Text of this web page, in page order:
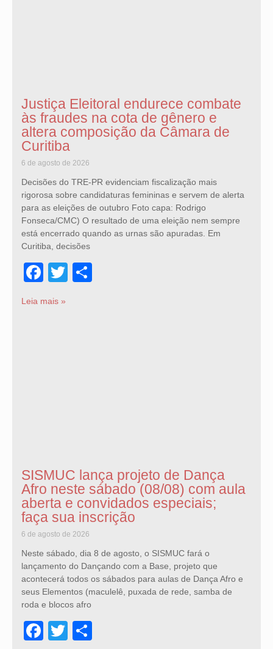
Justiça Eleitoral endurece combate
às fraudes na cota de gênero e
altera composição da Câmara de
Curitiba
6 de agosto de 2026
Decisões do TRE-PR evidenciam fiscalização mais
rigorosa sobre candidaturas femininas e servem de alerta
para as eleições de outubro Foto capa: Rodrigo
Fonseca/CMC) O resultado de uma eleição nem sempre
está encerrado quando as urnas são apuradas. Em
Curitiba, decisões
Facebook
Twitter
Leia mais »
SISMUC lança projeto de Dança
Afro neste sábado (08/08) com aula
aberta e convidados especiais;
faça sua inscrição
6 de agosto de 2026
Neste sábado, dia 8 de agosto, o SISMUC fará o
lançamento do Dançando com a Base, projeto que
acontecerá todos os sábados para aulas de Dança Afro e
seus Elementos (maculelê, puxada de rede, samba de
roda e blocos afro
Facebook
Twitter